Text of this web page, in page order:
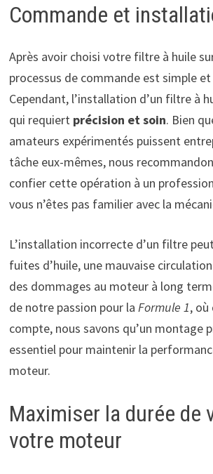
Commande et
Après avoir choisi votre filtre à huile
processus de commande est simple et
Cependant, l’installation d’un filtre à
qui requiert précision et soin. Bien
amateurs expérimentés puissent
tâche eux-mêmes, nous
confier cette opération à un
vous n’êtes pas familier avec la
L’installation incorrecte d’un filtre
fuites d’huile, une mauvaise
des dommages au moteur à long
de notre passion pour la Formule 1, où
compte, nous savons qu’un montage
essentiel pour maintenir la
moteur.
Maximiser la durée de
votre moteur